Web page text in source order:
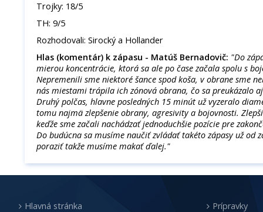
Trojky: 18/5
TH: 9/5
Rozhodovali: Sirocký a Hollander
Hlas (komentár) k zápasu - Matúš Bernadovič: "Do
mierou koncentrácie, ktorá sa ale po čase začala spolu s
Nepremenili sme niektoré šance spod koša, v obrane sme
nás miestami trápila ich zónová obrana, čo sa preukázalo
Druhý polčas, hlavne posledných 15 minút už vyzeralo
tomu najmä zlepšenie obrany, agresivity a bojovnosti.
keďže sme začali nachádzať jednoduchšie pozície pre
Do budúcna sa musíme naučiť zvládať takéto zápasy už od
poraziť takže musíme makať ďalej."
Hlavná stránka
Prípravky